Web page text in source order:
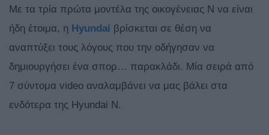
Με τα τρία πρώτα μοντέλα της οικογένειας Ν να είναι
ήδη έτοιμα, η Hyundai βρίσκεται σε θέση να
αναπτύξει τους λόγους που την οδήγησαν να
δημιουργήσει ένα σπορ… παρακλάδι. Μία σειρά από
7 σύντομα video αναλαμβάνει να μας βάλει στα
ενδότερα της Hyundai N.